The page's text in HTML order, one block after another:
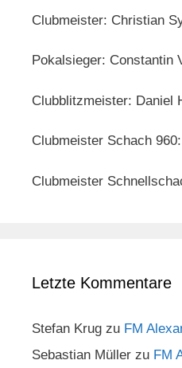
Clubmeister: Christian
Pokalsieger: Constantin
Clubblitzmeister: Daniel
Clubmeister Schach
Clubmeister
Letzte Kommentare
Stefan Krug zu FM
Sebastian Müller zu FM